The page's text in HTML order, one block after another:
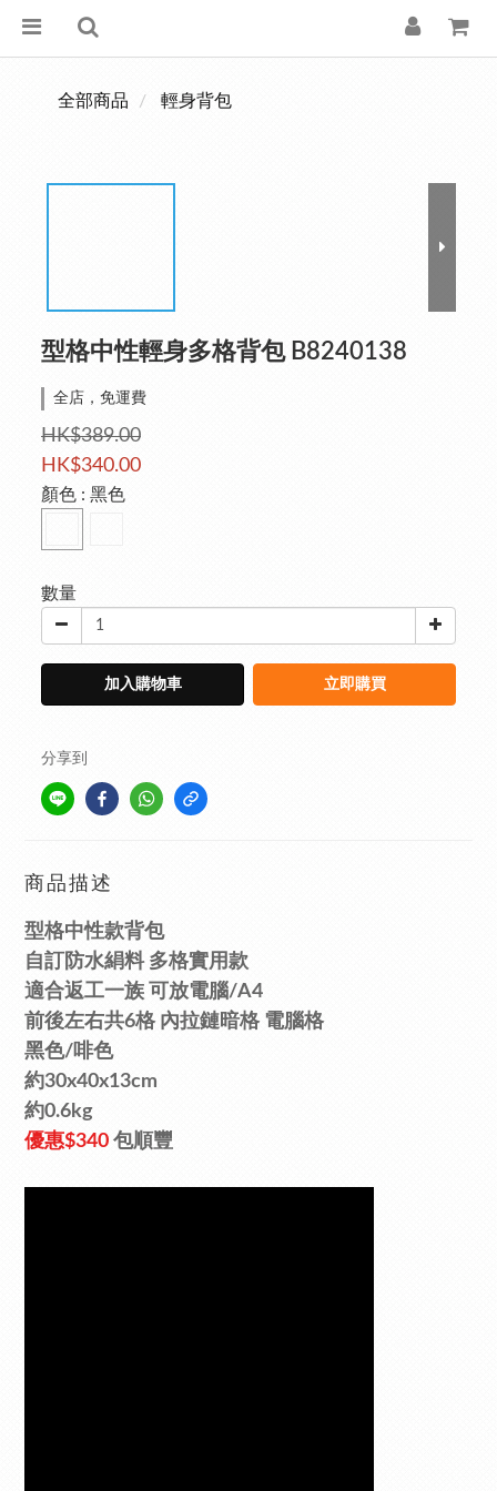
全部商品 輕身背包
型格中性輕身多格背包 B8240138
全店，免運費
HK$389.00
HK$340.00
顏色 : 黑色
數量
加入購物車 立即購買
分享到
商品描述
型格中性款背包
自訂防水絹料 多格實用款
適合返工一族 可放電腦/A4
前後左右共6格 內拉鏈暗格 電腦格
黑色/啡色
約30x40x13cm
約0.6kg
優惠$340 包順豐